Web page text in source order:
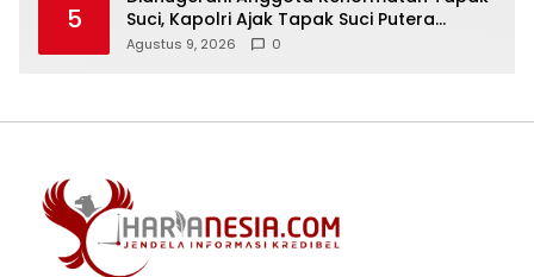
5
Suci, Kapolri Ajak Tapak Suci Putera
Muhammadiyah Bersinergi dengan Polri
Agustus 9, 2026 0